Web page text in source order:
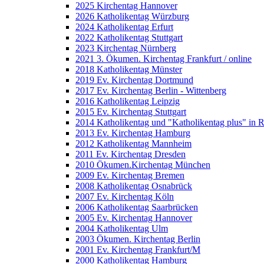
2025 Kirchentag Hannover
2026 Katholikentag Würzburg
2024 Katholikentag Erfurt
2022 Katholikentag Stuttgart
2023 Kirchentag Nürnberg
2021 3. Ökumen. Kirchentag Frankfurt / online
2018 Katholikentag Münster
2019 Ev. Kirchentag Dortmund
2017 Ev. Kirchentag Berlin - Wittenberg
2016 Katholikentag Leipzig
2015 Ev. Kirchentag Stuttgart
2014 Katholikentag und "Katholikentag plus" in
2013 Ev. Kirchentag Hamburg
2012 Katholikentag Mannheim
2011 Ev. Kirchentag Dresden
2010 Ökumen.Kirchentag München
2009 Ev. Kirchentag Bremen
2008 Katholikentag Osnabrück
2007 Ev. Kirchentag Köln
2006 Katholikentag Saarbrücken
2005 Ev. Kirchentag Hannover
2004 Katholikentag Ulm
2003 Ökumen. Kirchentag Berlin
2001 Ev. Kirchentag Frankfurt/M
2000 Katholikentag Hamburg